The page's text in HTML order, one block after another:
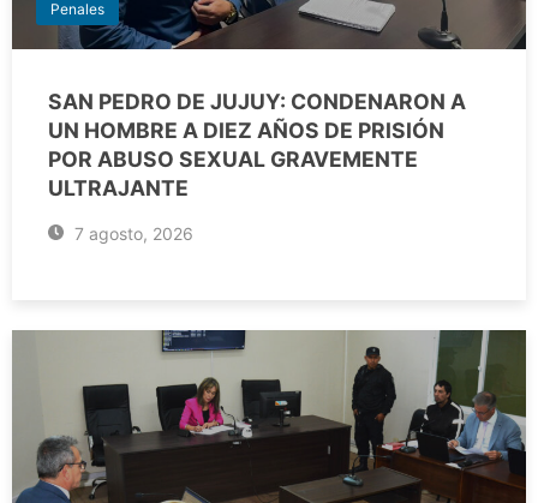
Penales
SAN PEDRO DE JUJUY: CONDENARON A
UN HOMBRE A DIEZ AÑOS DE PRISIÓN
POR ABUSO SEXUAL GRAVEMENTE
ULTRAJANTE
7 agosto, 2026